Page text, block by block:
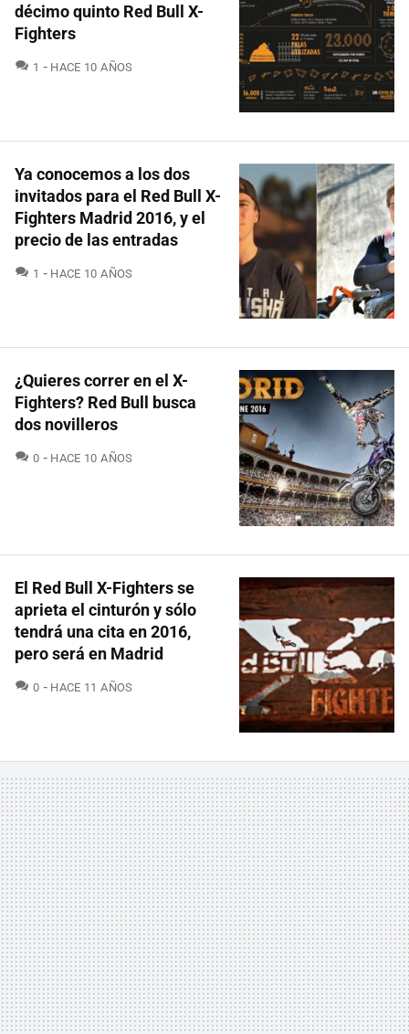
décimo quinto Red Bull X-
Fighters
1 COMENTARIOS
HACE 10 AÑOS
Ya conocemos a los dos
invitados para el Red Bull X-
Fighters Madrid 2016, y el
precio de las entradas
1 COMENTARIOS
HACE 10 AÑOS
¿Quieres correr en el X-
Fighters? Red Bull busca
dos novilleros
0 COMENTARIOS
HACE 10 AÑOS
El Red Bull X-Fighters se
aprieta el cinturón y sólo
tendrá una cita en 2016,
pero será en Madrid
0 COMENTARIOS
HACE 11 AÑOS